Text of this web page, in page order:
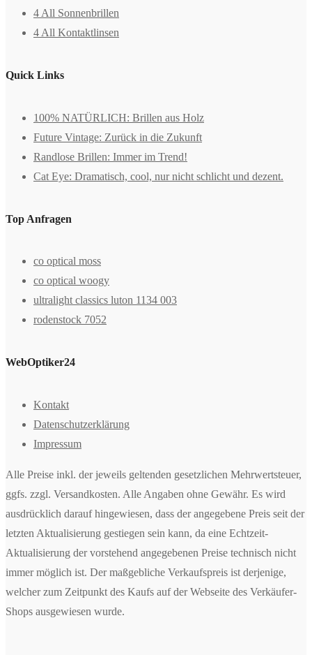
4 All Sonnenbrillen
4 All Kontaktlinsen
Quick Links
100% NATÜRLICH: Brillen aus Holz
Future Vintage: Zurück in die Zukunft
Randlose Brillen: Immer im Trend!
Cat Eye: Dramatisch, cool, nur nicht schlicht und dezent.
Top Anfragen
co optical moss
co optical woogy
ultralight classics luton 1134 003
rodenstock 7052
WebOptiker24
Kontakt
Datenschutzerklärung
Impressum
Alle Preise inkl. der jeweils geltenden gesetzlichen Mehrwertsteuer,
ggfs. zzgl. Versandkosten. Alle Angaben ohne Gewähr. Es wird
ausdrücklich darauf hingewiesen, dass der angegebene Preis seit der
letzten Aktualisierung gestiegen sein kann, da eine Echtzeit-
Aktualisierung der vorstehend angegebenen Preise technisch nicht
immer möglich ist. Der maßgebliche Verkaufspreis ist derjenige,
welcher zum Zeitpunkt des Kaufs auf der Webseite des Verkäufer-
Shops ausgewiesen wurde.